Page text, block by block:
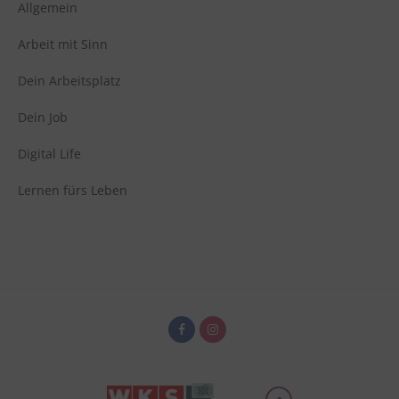
Allgemein
Arbeit mit Sinn
Dein Arbeitsplatz
Dein Job
Digital Life
Lernen fürs Leben
Einbindung zusätzlicher Informationen
Vimeo Inc., USA